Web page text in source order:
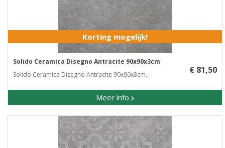
Korting mogelijk!
Solido Ceramica Disegno Antracite 90x90x3cm
Solido Ceramica Disegno Antracite 90x90x3cm..
Meer info
€ 81,50